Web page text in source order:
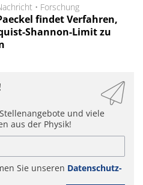
• Forschung
findet Verfahren,
Shannon-Limit zu
und viele
aus der Physik!
Sie unseren Datenschutz-